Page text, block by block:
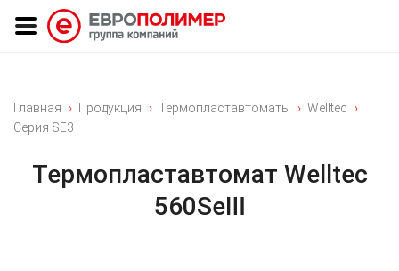
Главная Продукция Термопластавтоматы
Welltec
Серия SE3
Термопластавтомат Welltec
560SeⅢ